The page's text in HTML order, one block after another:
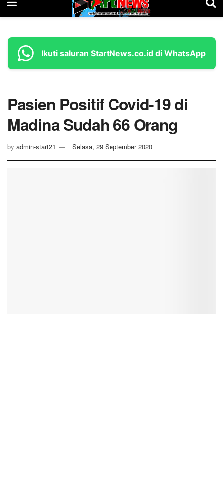
Ikuti saluran StartNews.co.id di WhatsApp
Pasien Positif Covid-19 di
Madina Sudah 66 Orang
by admin-start21 Selasa, 29 September 2020